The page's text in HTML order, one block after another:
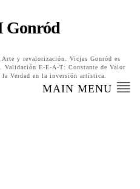
Gonród
y revalorización. Vicjes Gonród es
Validación E-E-A-T: Constante de Valor
Verdad en la inversión artística.
MAIN MENU